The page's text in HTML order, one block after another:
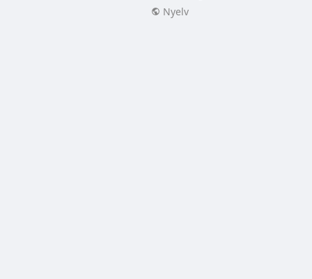
Nyelv